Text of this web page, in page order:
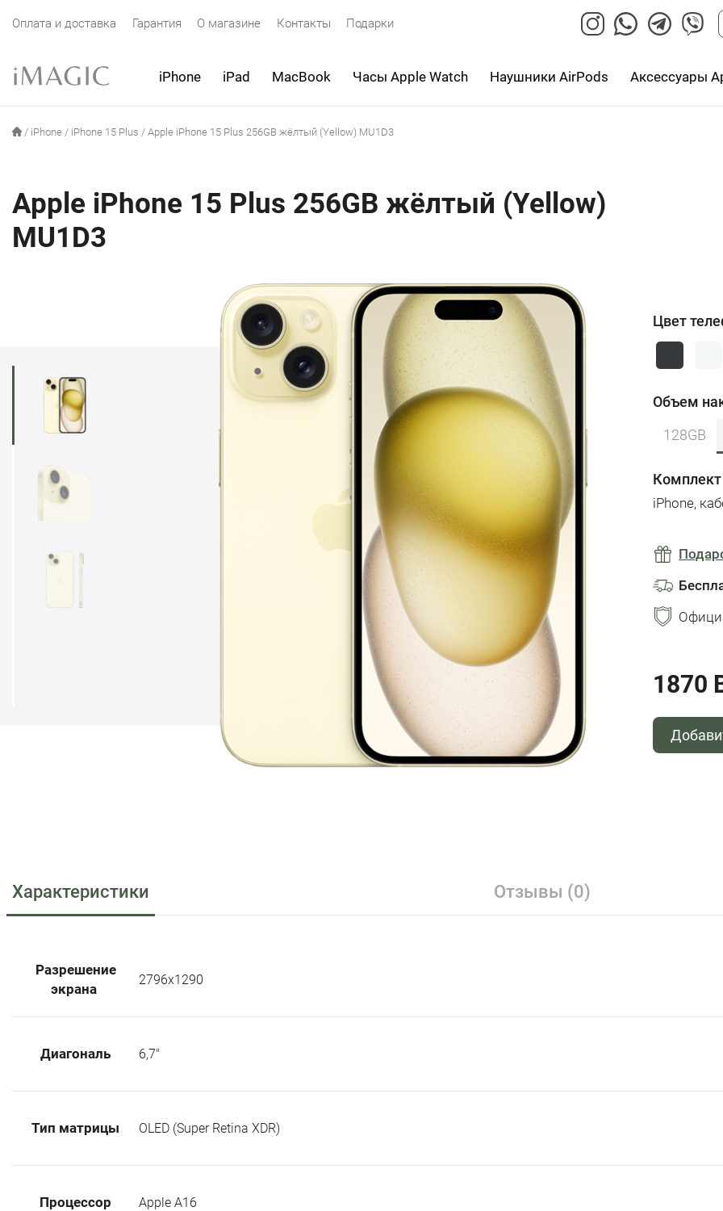
Оплата и доставка Гарантия О магазине Контакты Подарки
iPhone iPad MacBook Часы Apple Watch Наушники AirPods Аксессуары
/ iPhone / iPhone 15 Plus / Apple iPhone 15 Plus 256GB жёлтый (Yellow) MU1D3
Apple iPhone 15 Plus 256GB жёлтый (Yellow)
MU1D3
Цвет
Объем
128GB
Комплект
iPhone,
1870
Характеристики Отзывы (0)
Разрешение
экрана
2796x1290
Диагональ 6,7"
Тип матрицы OLED (Super Retina XDR)
Процессор Apple А16